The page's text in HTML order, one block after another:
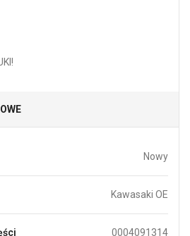
Nowy
Kawasaki OE
0004091314